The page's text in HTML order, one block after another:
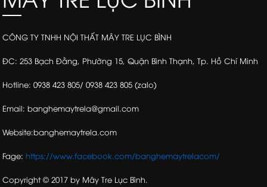
CÔNG TY TNHH NỘI THẤT MÂY TRE LỤC BÌNH
ĐC: 253 Bạch Đằng, Phường 15, Quận Bình Thạnh, Tp. Hồ Chí Minh
Hotline: 0938 423 805/ 0938 423 805 (zalo)
Email: banghemaytrela@gmail.com
Website:banghemaytrela.com
Fage:https://www.facebook.com/banghemaytrelacom/
Copyright © 2017 by Mây Tre Lục Bình.